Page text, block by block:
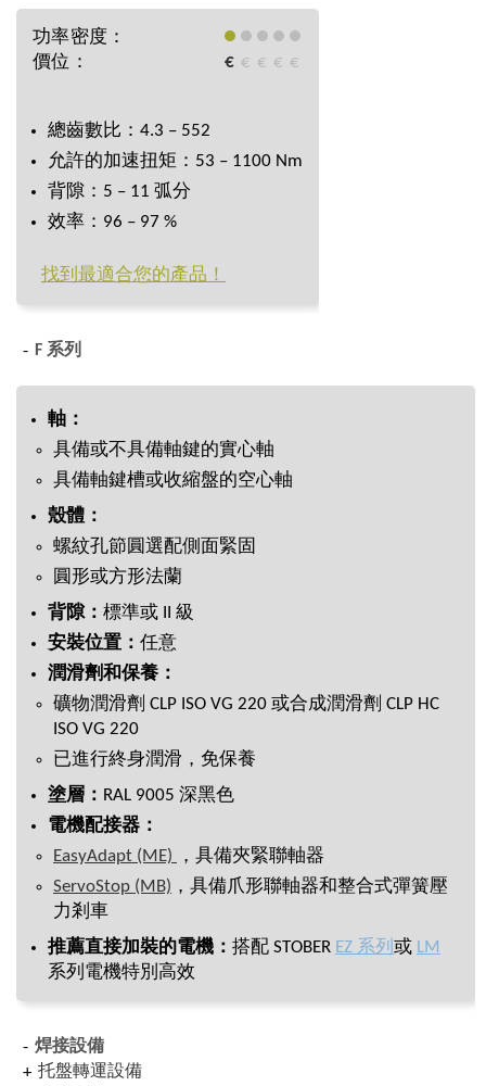
功率密度：
價位：
€ € € € €
總齒數比：4.3 – 552
允許的加速扭矩：53 – 1100 Nm
背隙：5 – 11 弧分
效率：96 – 97 %
找到最適合您的產品！
F 系列
軸：
具備或不具備軸鍵的實心軸
具備軸鍵槽或收縮盤的空心軸
殼體：
螺紋孔節圓選配側面緊固
圓形或方形法蘭
背隙： 標準或 II 級
安裝位置： 任意
潤滑劑和保養：
礦物潤滑劑 CLP ISO VG 220 或合成潤滑劑 CLP HC
ISO VG 220
已進行終身潤滑，免保養
塗層： RAL 9005 深黑色
電機配接器：
EasyAdapt (ME)
，具備夾緊聯軸器
ServoStop (MB) ，具備爪形聯軸器和整合式彈簧壓
力剎車
推薦直接加裝的電機： 搭配 STOBER EZ 系列 或 LM
系列電機特別高效
焊接設備
托盤轉運設備